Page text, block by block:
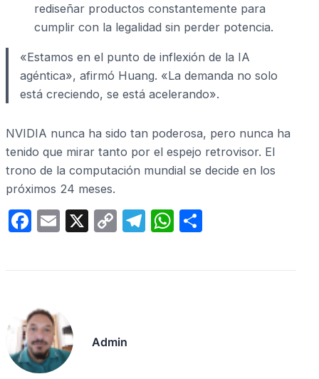
rediseñar productos constantemente para
cumplir con la legalidad sin perder potencia.
«Estamos en el punto de inflexión de la IA
agéntica», afirmó Huang. «La demanda no solo
está creciendo, se está acelerando».
NVIDIA nunca ha sido tan poderosa, pero nunca ha
tenido que mirar tanto por el espejo retrovisor. El
trono de la computación mundial se decide en los
próximos 24 meses.
F
c
b
o
o
E
ail
X
C
p
n
T
e
W
at m
Admin